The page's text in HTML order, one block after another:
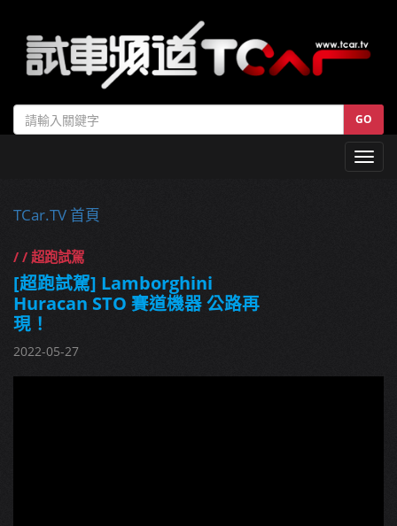
GO
TCar.TV 首頁
/ / 超跑試駕
[超跑試駕] Lamborghini
Huracan STO 賽道機器 公路再
現！
2022-05-27